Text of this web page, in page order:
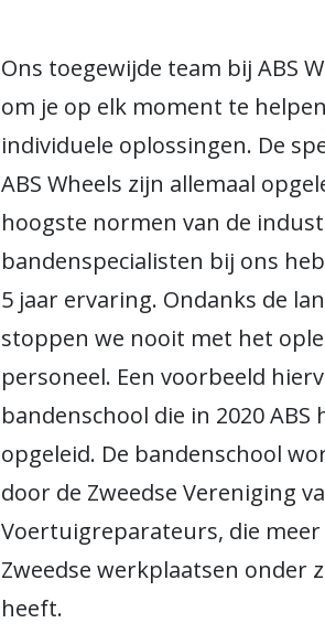
Ons toegewijde team bij ABS
om je op elk moment te
individuele oplossingen. De
ABS Wheels zijn allemaal
hoogste normen van de
bandenspecialisten bij ons
5 jaar ervaring. Ondanks de
stoppen we nooit met het
personeel. Een voorbeeld
bandenschool die in 2020 ABS
opgeleid. De bandenschool
door de Zweedse Vereniging
Voertuigreparateurs, die meer
Zweedse werkplaatsen onder
heeft.